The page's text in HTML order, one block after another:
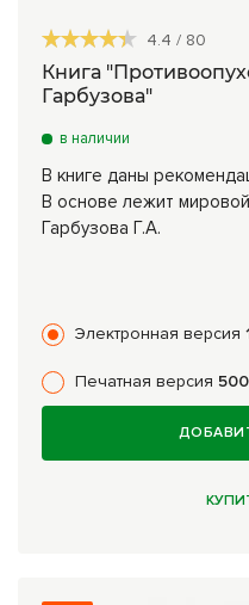
4.4 / 80
Книга
Гарбузова"
в наличии
В книге даны
В основе лежит
Гарбузова Г.А.
Электронная версия
Печатная версия